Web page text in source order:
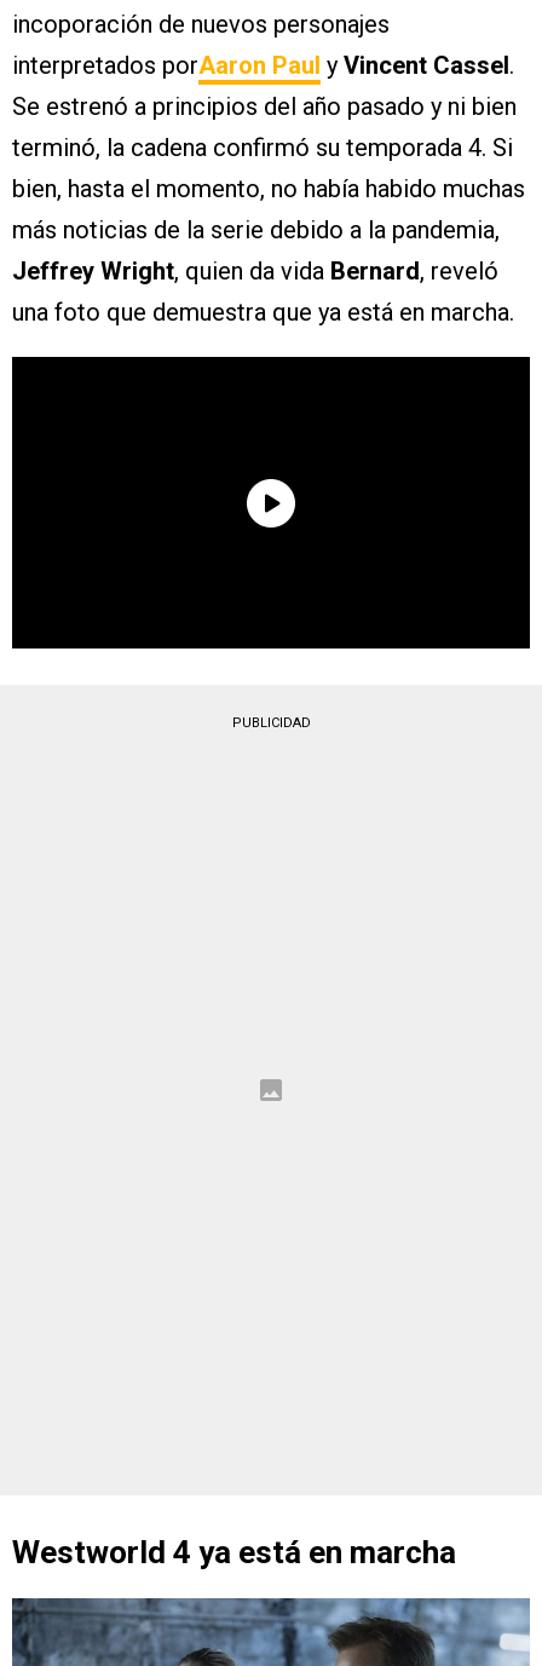
incoporación de nuevos personajes
interpretados porAaron Paul y Vincent Cassel .
Se estrenó a principios del año pasado y ni bien
terminó, la cadena confirmó su temporada 4. Si
bien, hasta el momento, no había habido muchas
más noticias de la serie debido a la pandemia,
Jeffrey Wright, quien da vida Bernard, reveló
una foto que demuestra que ya está en marcha.
PUBLICIDAD
Westworld 4 ya está en marcha